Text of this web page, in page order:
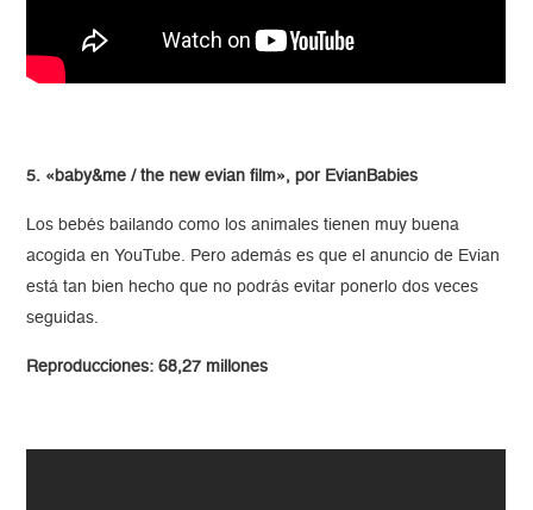
5. «baby&me / the new evian film», por EvianBabies
Los bebés bailando como los animales tienen muy buena
acogida en YouTube. Pero además es que el anuncio de Evian
está tan bien hecho que no podrás evitar ponerlo dos veces
seguidas.
Reproducciones: 68,27 millones